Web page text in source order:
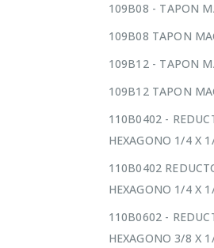
109B08 - TAPON
109B08 TAPON
109B12 - TAPON
109B12 TAPON
110B0402 -
HEXAGONO 1/4 X
110B0402
HEXAGONO 1/4 X
110B0602 -
HEXAGONO 3/8 X